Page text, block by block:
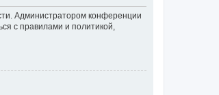
Администратором конференции
с правилами и политикой,